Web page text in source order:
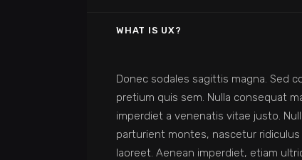
WHAT IS UX?
Donec sodales sagittis magna. Sed
pretium quis sem. Nulla consequat
imperdiet a venenatis vitae justo.
parturient montes, nascetur
laoreet. Aenean imperdiet, etiam